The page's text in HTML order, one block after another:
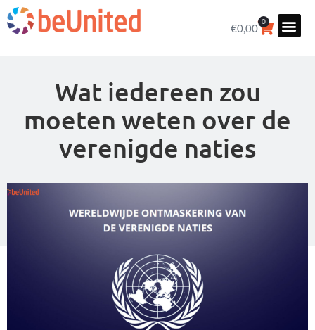
€0,00
0
Wat iedereen zou
moeten weten over de
verenigde naties